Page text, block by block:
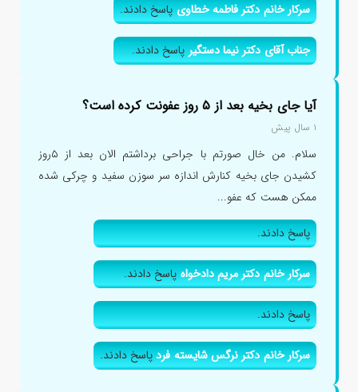
سرکار خانم دکتر فاطمه خطاویپاسخ دادند.
جناب آقای دکتر نیما دستگیرپاسخ دادند.
آیا جای بخیه بعد از ۵ روز عفونت کرده است؟
۱ سال پیش
سلام. من خال صورتم با جراحی برداشتم الان بعد از ۵روز
کشیدن جای بخیه کنارش اندازه سر سوزن سفید و چرکی شده
ممکن هست که عفو...
پاسخ دادند.
سرکار خانم دکتر مریم دادخواهپاسخ دادند.
پاسخ دادند.
سرکار خانم دکتر نرگس شایسته فردپاسخ دادند.